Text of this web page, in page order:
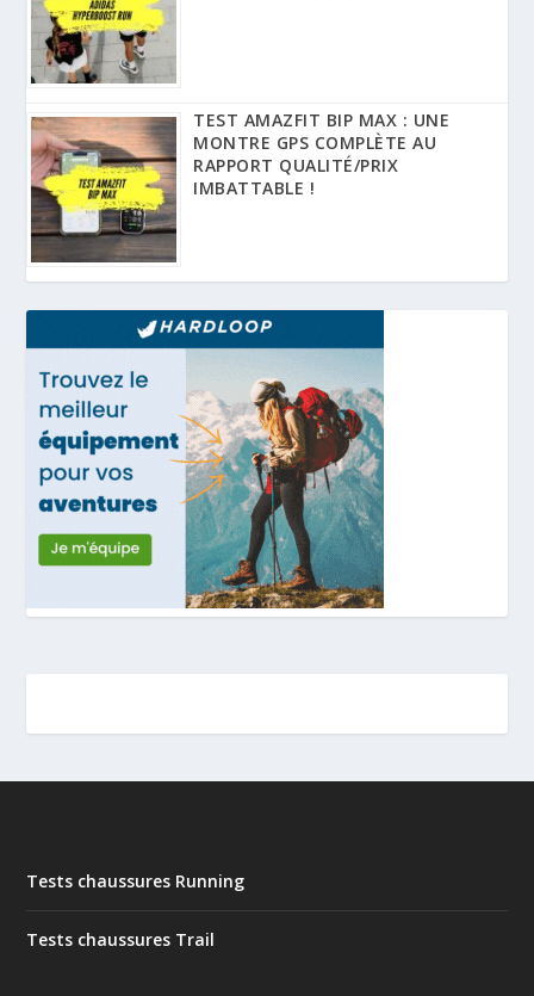
TEST AMAZFIT BIP MAX : UNE
MONTRE GPS COMPLÈTE AU
RAPPORT QUALITÉ/PRIX
IMBATTABLE !
Tests chaussures Running
Tests chaussures Trail